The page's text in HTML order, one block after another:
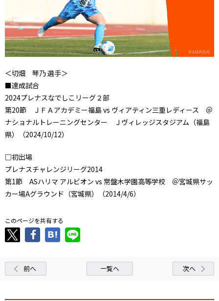
＜切畑 琴乃 選手＞
■達成試合
2024プレナスなでしこリーグ２部
第20節 ＪＦＡアカデミー福島 vs ヴィアティン三重レディース ＠
ナショナルトレーニングセンター Ｊヴィレッジスタジアム（福島
県）（2024/10/12）
□初出場
プレナスチャレンジリーグ2014
第1節 ASハリマ アルビオン vs 常盤木学園高等学校 ＠宮城県サッ
カー場Aグラウンド（宮城県）（2014/4/6）
このページを共有する
前へ 一覧へ 次へ